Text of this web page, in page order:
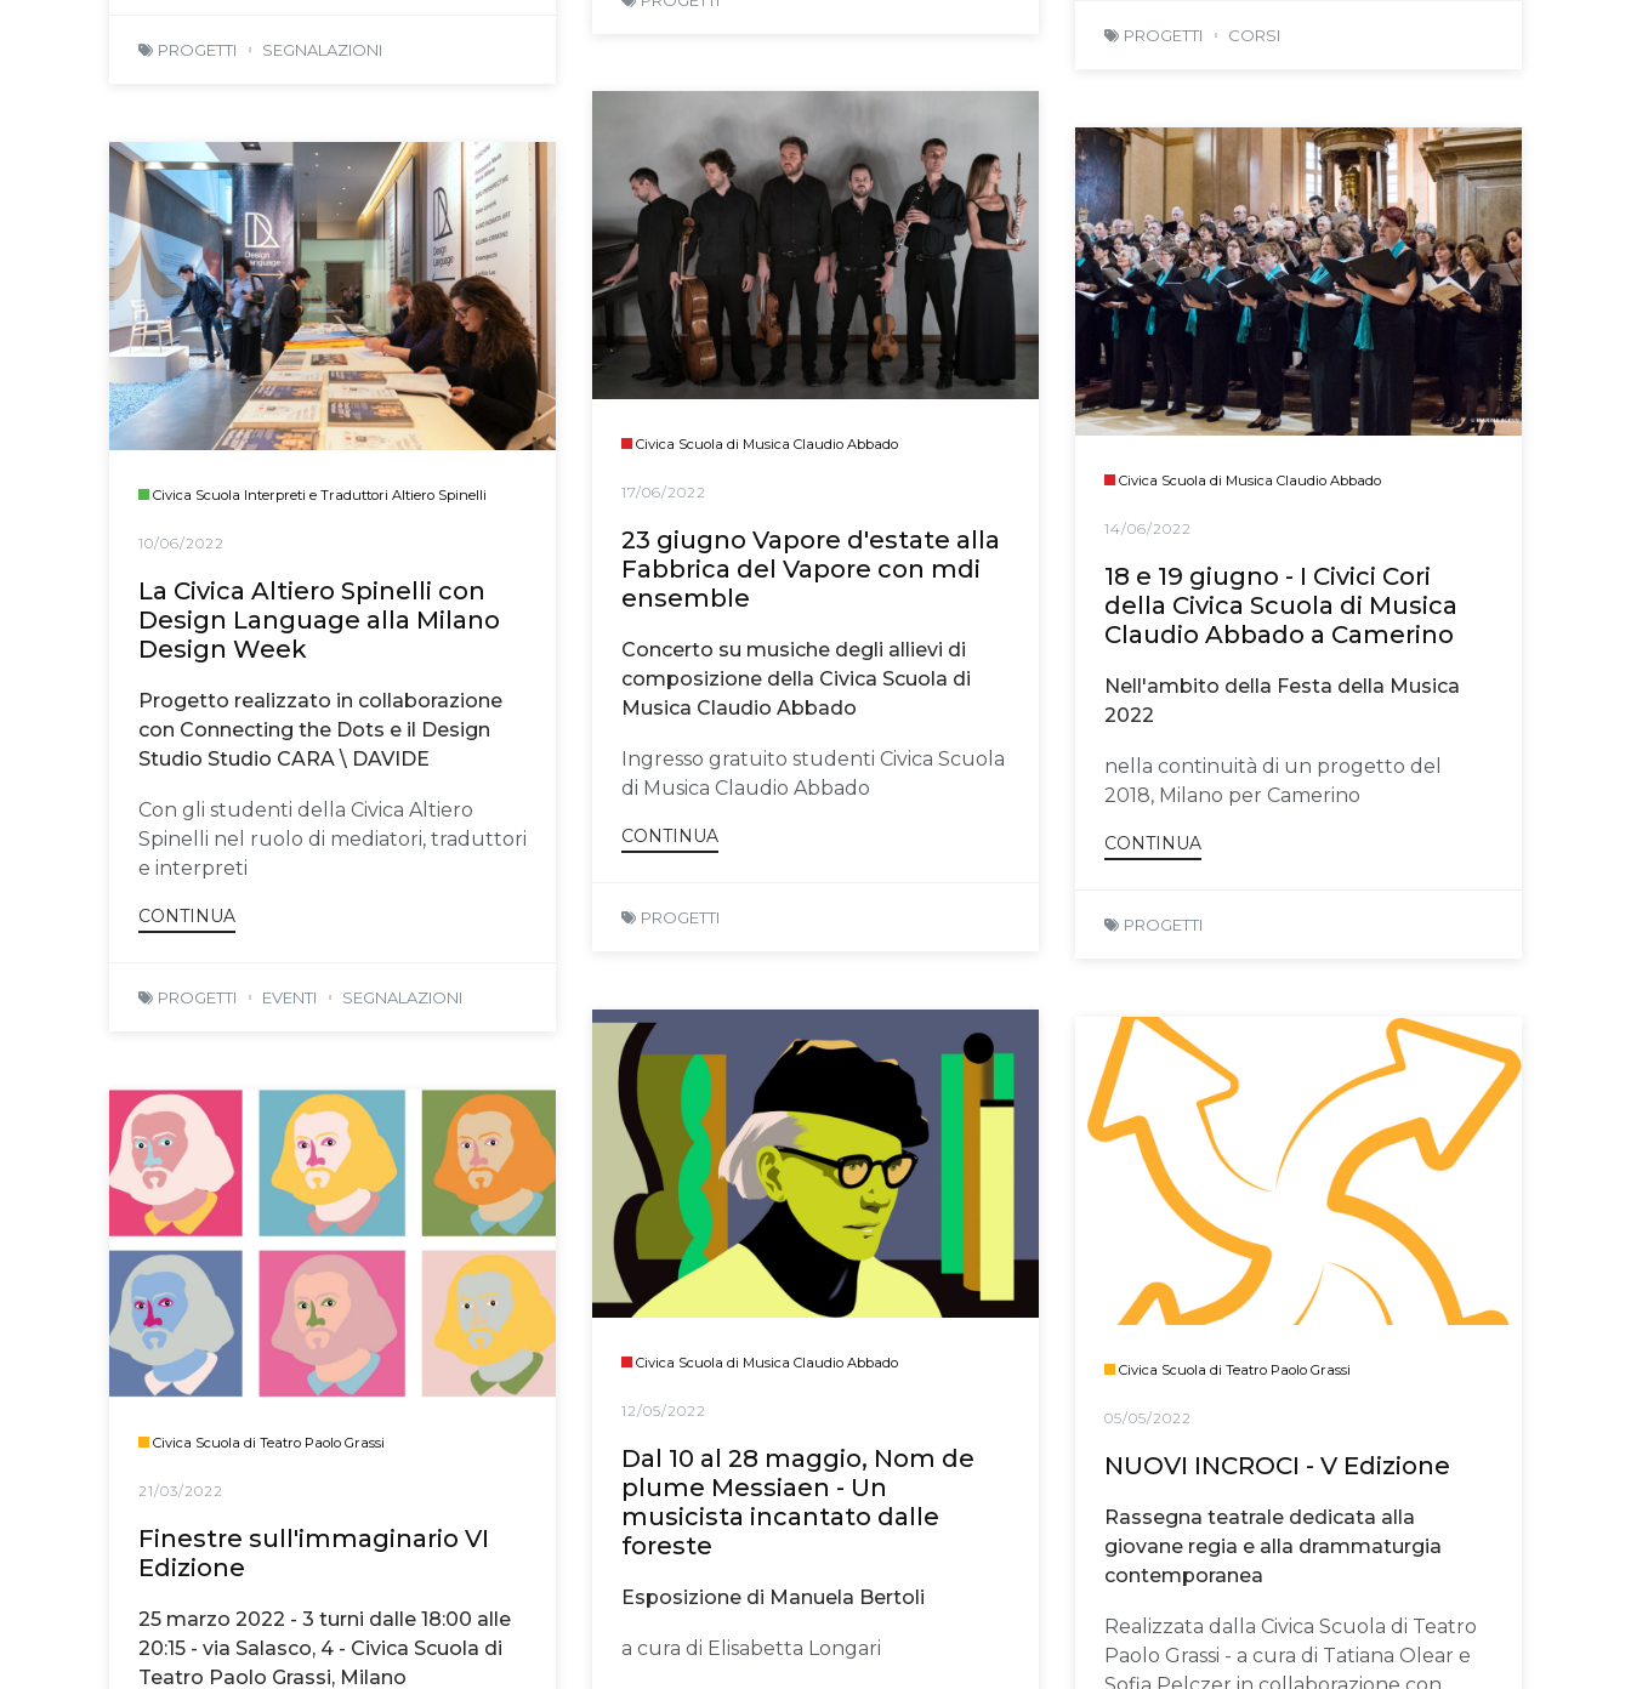
PROGETTI SEGNALAZIONI
PROGETTI CORSI
Civica Scuola di Musica Claudio Abbado
17/06/2022
23 giugno Vapore d'estate alla
Fabbrica del Vapore con mdi
ensemble
Concerto su musiche degli allievi di
composizione della Civica Scuola di
Musica Claudio Abbado
Ingresso gratuito studenti Civica Scuola
di Musica Claudio Abbado
CONTINUA
PROGETTI
Civica Scuola di Musica Claudio Abbado
14/06/2022
18 e 19 giugno - I Civici Cori
della Civica Scuola di Musica
Claudio Abbado a Camerino
Nell'ambito della Festa della Musica
2022
nella continuità di un progetto del
2018, Milano per Camerino
CONTINUA
PROGETTI
Civica Scuola Interpreti e Traduttori Altiero Spinelli
10/06/2022
La Civica Altiero Spinelli con
Design Language alla Milano
Design Week
Progetto realizzato in collaborazione
con Connecting the Dots e il Design
Studio Studio CARA \ DAVIDE
Con gli studenti della Civica Altiero
Spinelli nel ruolo di mediatori, traduttori
e interpreti
CONTINUA
PROGETTI EVENTI SEGNALAZIONI
Civica Scuola di Musica Claudio Abbado
12/05/2022
Dal 10 al 28 maggio, Nom de
plume Messiaen - Un
musicista incantato dalle
foreste
Esposizione di Manuela Bertoli
a cura di Elisabetta Longari
Civica Scuola di Teatro Paolo Grassi
05/05/2022
NUOVI INCROCI - V Edizione
Rassegna teatrale dedicata alla
giovane regia e alla drammaturgia
contemporanea
Realizzata dalla Civica Scuola di Teatro
Paolo Grassi - a cura di Tatiana Olear e
Sofia Pelczer in collaborazione con
Civica Scuola di Teatro Paolo Grassi
21/03/2022
Finestre sull'immaginario VI
Edizione
25 marzo 2022 - 3 turni dalle 18:00 alle
20:15 - via Salasco, 4 - Civica Scuola di
Teatro Paolo Grassi, Milano